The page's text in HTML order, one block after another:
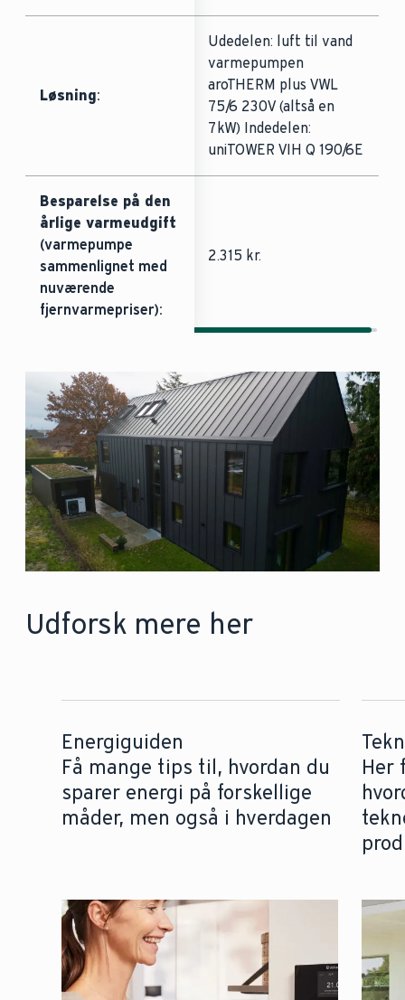
Udedelen: luft til vand
varmepumpen
aroTHERM plus VWL
75/6 230V (altså en
7kW) Indedelen:
uniTOWER VIH Q 190/6E
2.315 kr.
Løsning:
Besparelse på den
årlige varmeudgift
(varmepumpe
sammenlignet med
nuværende
fjernvarmepriser):
Udforsk mere her
Energiguiden
Få mange tips til, hvordan du
sparer energi på forskellige
måder, men også i hverdagen
Her